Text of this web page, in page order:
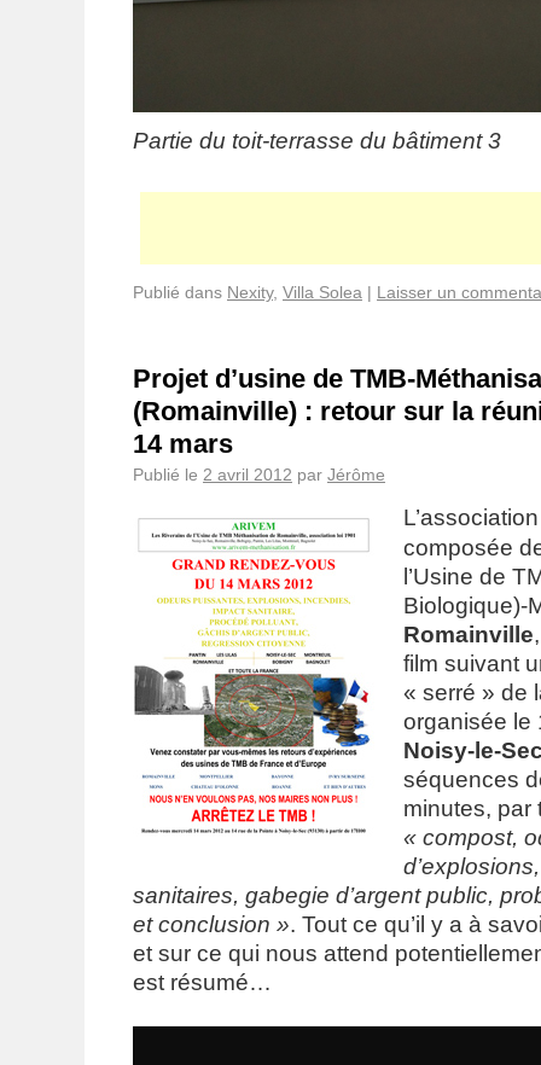
Partie du toit-terrasse du bâtiment 3
Publié dans Nexity, Villa Solea | Laisser un
Projet d’usine de TMB-
(Romainville) : retour sur la
14 mars
Publié le 2 avril 2012 par Jérôme
composée
l’Usine de
Biologique)-
Romainville
film suivant
« serré » de
organisée le
Noisy-le-
séquences
minutes, par
« compost,
sanitaires, gabegie d’argent public,
et conclusion ». Tout ce qu’il y a à
et sur ce qui nous attend
est résumé…